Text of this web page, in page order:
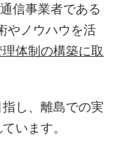
信事業者である
やノウハウを活
体制の構築に取
し、離島での実
います。